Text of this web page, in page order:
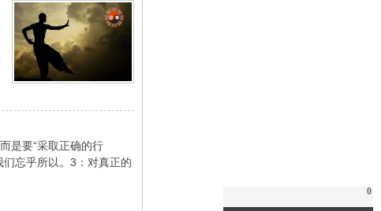
0
是要“采取正确的行
忘乎所以。3：对真正的